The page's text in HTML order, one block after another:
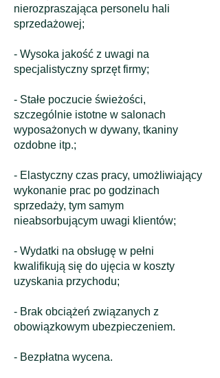
nierozpraszająca personelu hali
sprzedażowej;
- Wysoka jakość z uwagi na
specjalistyczny sprzęt firmy;
- Stałe poczucie świeżości,
szczególnie istotne w salonach
wyposażonych w dywany, tkaniny
ozdobne itp.;
- Elastyczny czas pracy, umożliwiający
wykonanie prac po godzinach
sprzedaży, tym samym
nieabsorbującym uwagi klientów;
- Wydatki na obsługę w pełni
kwalifikują się do ujęcia w koszty
uzyskania przychodu;
- Brak obciążeń związanych z
obowiązkowym ubezpieczeniem.
- Bezpłatna wycena.